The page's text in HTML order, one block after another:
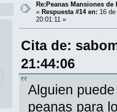
Re:Peanas Mansiones de
« Respuesta #14 en: 16
20:01:11 »
Cita de:
21:44:06
Alguien
peanas para